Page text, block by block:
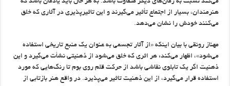
می‌کند نسبت به زمان‌های دیگر متفاوت باشد. به هر حال باید یادمان باشد که
هنرمندان، بسیار از اجتماع تأثیر می‌گیرند و این تاثیرپذیری در آثاری که خلق
می‌کنند خودش را نشان می‌دهد.
مهناز رونقی با بیان اینکه «از آثار تجسمی به عنوان یک منبع تاریخی استفاده
می‌شود»، اظهار می‌کند: هر اثری که خلق می‌شود از ذهنیتی نشأت می‌گیرد و این
ذهنیت اگر یک تابلوی نقاشی باشد از حرکت قلم روی بوم تا رنگ‌هایی که مورد
استفاده قرار می‌گیرد، از این ذهنیت تاثیر می‌پذیرد. در واقع هنر بازتابی از